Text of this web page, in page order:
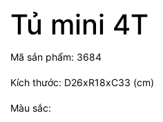
Tủ mini 4T
Mã sản phẩm: 3684
Kích thước: D26xR18xC33 (cm)
Màu sắc: